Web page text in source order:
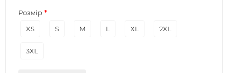
Розмір
XS
S M L XL 2XL
3XL